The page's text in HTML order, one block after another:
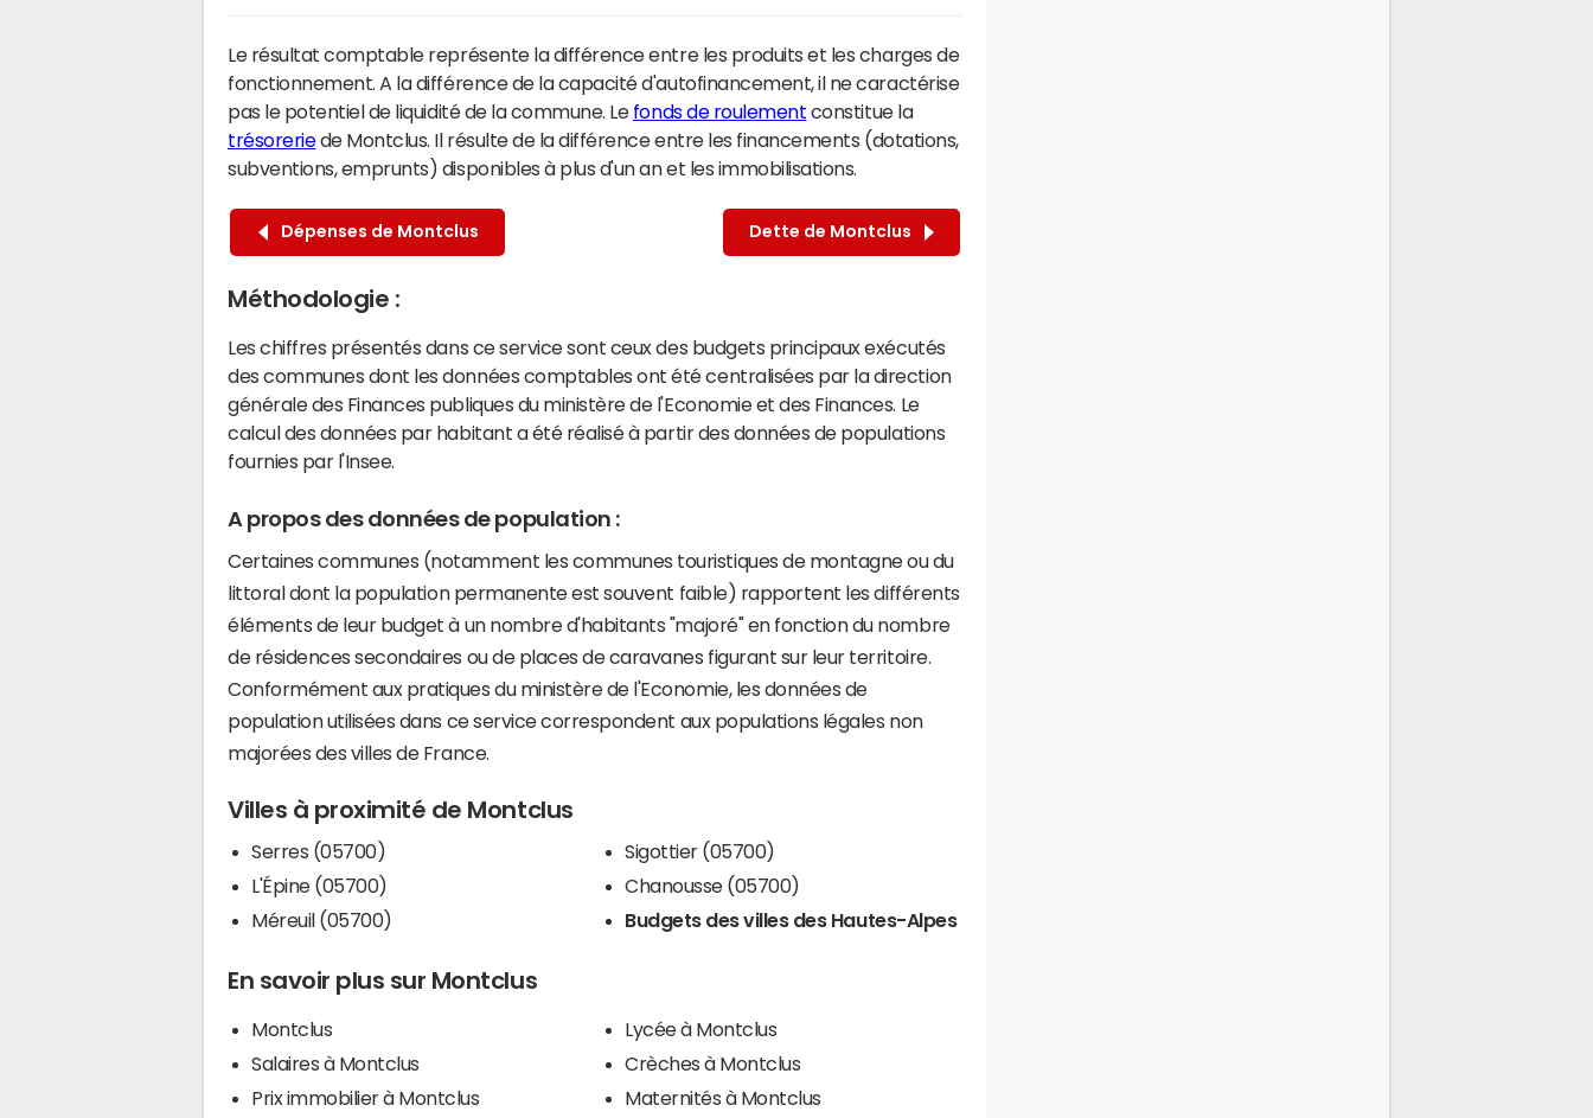
Le résultat comptable représente la différence entre les produits et les charges de
fonctionnement. A la différence de la capacité d'autofinancement, il ne caractérise
pas le potentiel de liquidité de la commune. Le fonds de roulement constitue la
trésoreriede Montclus. Il résulte de la différence entre les financements (dotations,
subventions, emprunts) disponibles à plus d'un an et les immobilisations.
Dépenses de Montclus Dette de Montclus
Méthodologie :
Les chiffres présentés dans ce service sont ceux des budgets principaux exécutés
des communes dont les données comptables ont été centralisées par la direction
générale des Finances publiques du ministère de l'Economie et des Finances. Le
calcul des données par habitant a été réalisé à partir des données de populations
fournies par l'Insee.
A propos des données de population :
Certaines communes (notamment les communes touristiques de montagne ou du
littoral dont la population permanente est souvent faible) rapportent les différents
éléments de leur budget à un nombre d'habitants "majoré" en fonction du nombre
de résidences secondaires ou de places de caravanes figurant sur leur territoire.
Conformément aux pratiques du ministère de l'Economie, les données de
population utilisées dans ce service correspondent aux populations légales non
majorées des villes de France.
Villes à proximité de Montclus
Serres (05700)
L'Épine (05700)
Méreuil (05700)
Sigottier (05700)
Chanousse (05700)
Budgets des villes des Hautes-Alpes
En savoir plus sur Montclus
Montclus
Salaires à Montclus
Prix immobilier à Montclus
Lycée à Montclus
Crèches à Montclus
Maternités à Montclus